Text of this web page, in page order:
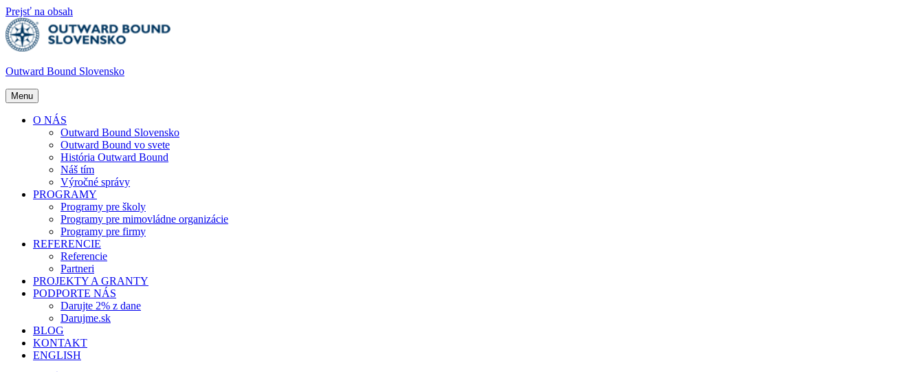
Prejsť na obsah
Outward Bound Slovensko
Menu
O NÁS
Outward Bound Slovensko
Outward Bound vo svete
História Outward Bound
Náš tím
Výročné správy
PROGRAMY
Programy pre školy
Programy pre mimovládne organizácie
Programy pre firmy
REFERENCIE
Referencie
Partneri
PROJEKTY A GRANTY
PODPORTE NÁS
Darujte 2% z dane
Darujme.sk
BLOG
KONTAKT
ENGLISH